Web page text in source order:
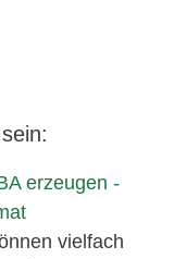
erzeugen -
vielfach